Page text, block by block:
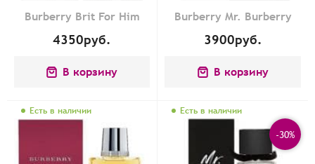
Burberry Brit For Him
4350руб.
В корзину
Burberry Mr. Burberry
3900руб.
В корзину
Есть в наличии Есть в наличии
-30%